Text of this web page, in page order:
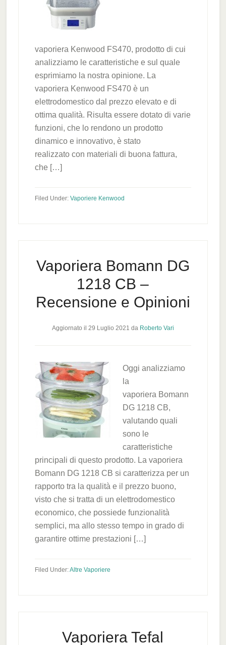
vaporiera Kenwood FS470, prodotto di cui
analizziamo le caratteristiche e sul quale
esprimiamo la nostra opinione. La
vaporiera Kenwood FS470 è un
elettrodomestico dal prezzo elevato e di
ottima qualità. Risulta essere dotato di varie
funzioni, che lo rendono un prodotto
dinamico e innovativo, è stato
realizzato con materiali di buona fattura,
che […]
Filed Under: Vaporiere Kenwood
Vaporiera Bomann DG
1218 CB –
Recensione e Opinioni
Aggiornato il 29 Luglio 2021 da Roberto Vari
Oggi analizziamo
la
vaporiera Bomann
DG 1218 CB,
valutando quali
sono le
caratteristiche
principali di questo prodotto. La vaporiera
Bomann DG 1218 CB si caratterizza per un
rapporto tra la qualità e il prezzo buono,
visto che si tratta di un elettrodomestico
economico, che possiede funzionalità
semplici, ma allo stesso tempo in grado di
garantire ottime prestazioni […]
Filed Under:Altre Vaporiere
Vaporiera Tefal